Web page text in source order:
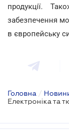
продукції.
забезпечення
в європейську
Головна /